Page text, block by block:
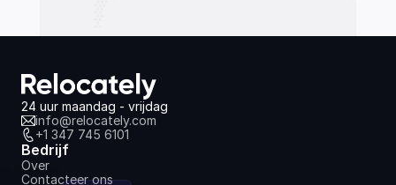
24 uur maandag - vrijdag
info@relocately.com
+1 347 745 6101
Bedrijf
Over
Contacteer ons